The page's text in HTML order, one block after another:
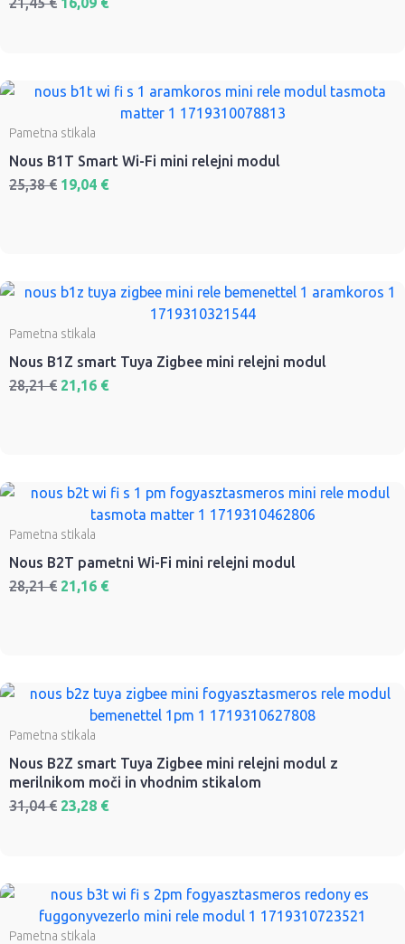
Pametna stikala
Nous B1T Smart Wi-Fi mini relejni modul
25,38€ 19,04 €
Pametna stikala
Nous B1Z smart Tuya Zigbee mini relejni modul
28,21€ 21,16 €
Pametna stikala
Nous B2T pametni Wi-Fi mini relejni modul
28,21€ 21,16 €
Pametna stikala
Nous B2Z smart Tuya Zigbee mini relejni modul z
merilnikom moči in vhodnim stikalom
31,04€ 23,28 €
Pametna stikala